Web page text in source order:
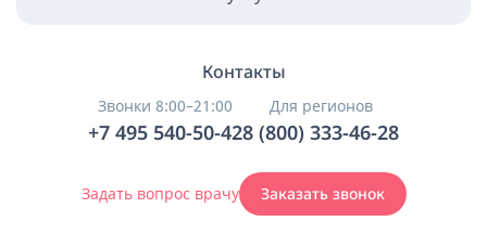
Контакты
Звонки 8:00–21:00
+7 495 540-50-42
Для регионов
8 (800) 333-46-28
Задать вопрос врачу Заказать звонок